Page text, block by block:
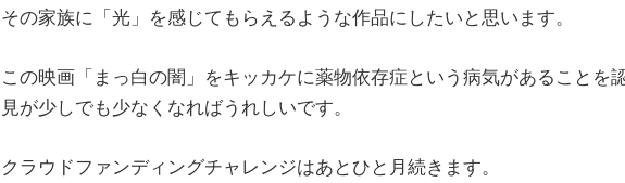
その家族に「光」を感じてもらえるような作品にしたいと思います。
この映画「まっ白の闇」をキッカケに薬物依存症という病気があることを
見が少しでも少なくなればうれしいです。
クラウドファンディングチャレンジはあとひと月続きます。